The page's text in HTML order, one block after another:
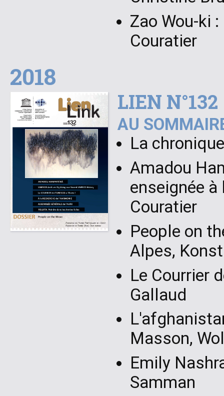
Zao Wou-ki
Couratier
2018
LIEN N°132
AU
La
Amadou
enseignée
Couratier
People on
Alpes,
Le Courrier
Gallaud
Masson,
Emily
Samman